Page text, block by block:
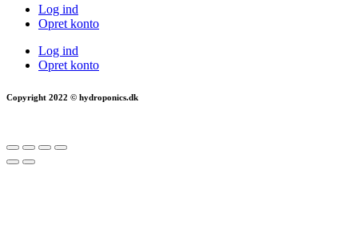
Log ind
Opret konto
Log ind
Opret konto
Copyright 2022 © hydroponics.dk